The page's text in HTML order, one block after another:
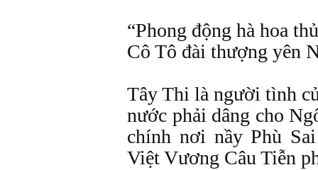
“Phong động hà hoa
Cô Tô đài thượng yên
Tây Thi là người tình
nước phải dâng cho
chính nơi nầy Phù
Việt Vương Câu Tiễn